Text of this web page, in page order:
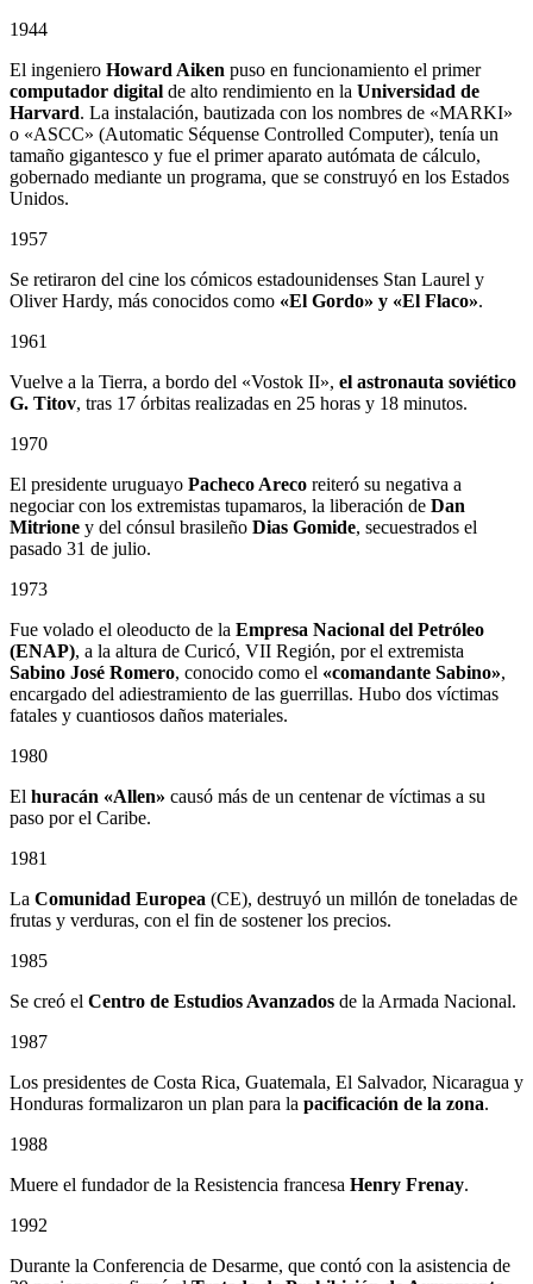
1944
El ingeniero Howard Aiken puso en funcionamiento el primer
computador digital de alto rendimiento en la Universidad de
Harvard. La instalación, bautizada con los nombres de «MARKI»
o «ASCC» (Automatic Séquense Controlled Computer), tenía un
tamaño gigantesco y fue el primer aparato autómata de cálculo,
gobernado mediante un programa, que se construyó en los Estados
Unidos.
1957
Se retiraron del cine los cómicos estadounidenses Stan Laurel y
Oliver Hardy, más conocidos como «El Gordo» y «El Flaco».
1961
Vuelve a la Tierra, a bordo del «Vostok II», el astronauta soviético
G. Titov, tras 17 órbitas realizadas en 25 horas y 18 minutos.
1970
El presidente uruguayo Pacheco Areco reiteró su negativa a
negociar con los extremistas tupamaros, la liberación de Dan
Mitrione y del cónsul brasileño Dias Gomide, secuestrados el
pasado 31 de julio.
1973
Fue volado el oleoducto de la Empresa Nacional del Petróleo
(ENAP), a la altura de Curicó, VII Región, por el extremista
Sabino José Romero, conocido como el «comandante Sabino»,
encargado del adiestramiento de las guerrillas. Hubo dos víctimas
fatales y cuantiosos daños materiales.
1980
El huracán «Allen» causó más de un centenar de víctimas a su
paso por el Caribe.
1981
La Comunidad Europea (CE), destruyó un millón de toneladas de
frutas y verduras, con el fin de sostener los precios.
1985
Se creó el Centro de Estudios Avanzados de la Armada Nacional.
1987
Los presidentes de Costa Rica, Guatemala, El Salvador, Nicaragua y
Honduras formalizaron un plan para la pacificación de la zona.
1988
Muere el fundador de la Resistencia francesa Henry Frenay.
1992
Durante la Conferencia de Desarme, que contó con la asistencia de